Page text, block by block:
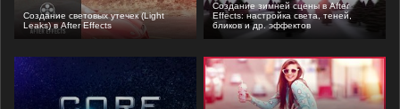
Создание световых утечек (Light
Leaks) в After Effects
Создание зимней сцены в After
Effects: настройка света, теней,
бликов и др. эффектов